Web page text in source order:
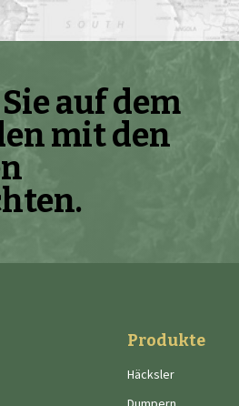
auf dem
mit den
Produkte
Häcksler